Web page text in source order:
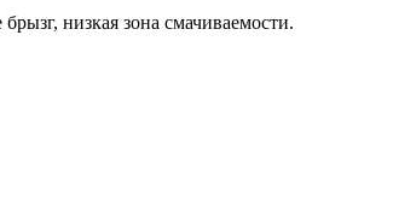
низкая зона смачиваемости.